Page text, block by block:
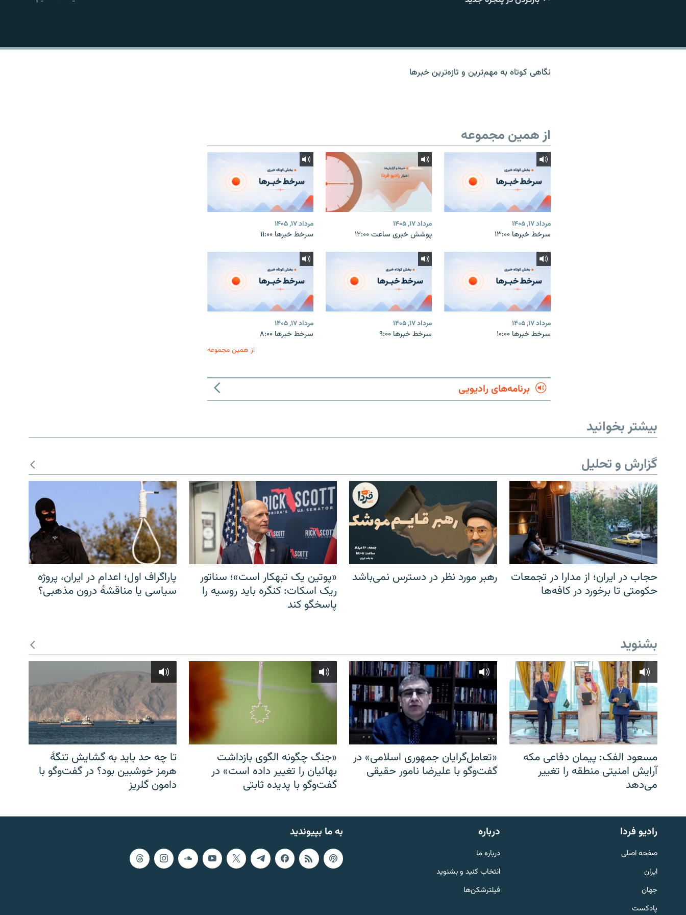
English
به ما بپیوندید
EMBED
نگاهی کوتاه به مهم‌ترين و تازه‌ترين خبرها
از همین مجموعه
مرداد ۱۷, ۱۴۰۵
سرخط خبرها ۱۳:۰۰
مرداد ۱۷, ۱۴۰۵
پوشش خبری ساعت ۱۲:۰۰
مرداد ۱۷, ۱۴۰۵
سرخط خبرها ۱۱:۰۰
مرداد ۱۷, ۱۴۰۵
سرخط خبرها ۱۰:۰۰
مرداد ۱۷, ۱۴۰۵
سرخط خبرها ۹:۰۰
مرداد ۱۷, ۱۴۰۵
سرخط خبرها ۸:۰۰
از همین مجموعه
برنامه‌های رادیویی
بیشتر بخوانید
گزارش و تحلیل
حجاب در ایران؛ از مدارا در تجمعات
حکومتی تا برخورد در کافه‌ها
رهبر مورد نظر در دسترس نمی‌باشد
«پوتین یک تبهکار است»؛ سناتور
ریک اسکات: کنگره باید روسیه را
پاسخگو کند
پاراگراف اول؛ اعدام در ایران، پروژه
سیاسی یا مناقشهٔ درون مذهبی؟
بشنوید
مسعود الفک: پیمان دفاعی مکه
آرایش امنیتی منطقه را تغییر
می‌دهد
«تعامل‌گرایان جمهوری اسلامی» در
گفت‌وگو با علیرضا نامور حقیقی
«جنگ چگونه الگوی بازداشت
بهائیان را تغییر داده است» در
گفت‌وگو با پدیده ثابتی
تا چه حد باید به گشایش تنگهٔ
هرمز خوشبین بود؟ در گفت‌وگو با
دامون گلریز
به ما بپیوندید رادیو فردا
صفحه اصلی
ایران
جهان
پادکست
درباره
درباره ما
انتخاب کنید و بشنوید
فیلترشکن‌ها